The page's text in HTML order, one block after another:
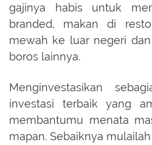
gajinya habis untuk
branded, makan di
mewah ke luar negeri
boros lainnya.
Menginvestasikan
investasi terbaik yang
membantumu menata
mapan. Sebaiknya